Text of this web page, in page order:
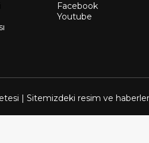
Facebook
Youtube
| Sitemizdeki resim ve